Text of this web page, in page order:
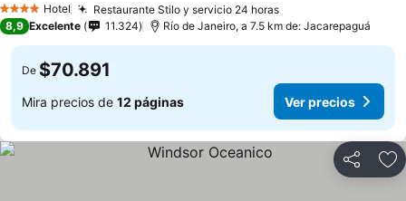
4 EstrellasHotel Restaurante Stilo y servicio 24 horasVer precios
8,9 Excelente 11.324 Río de Janeiro, a 7.5 km de: Jacarepaguá
De $70.891
Mira precios de 12 páginas Ver precios
Compartir